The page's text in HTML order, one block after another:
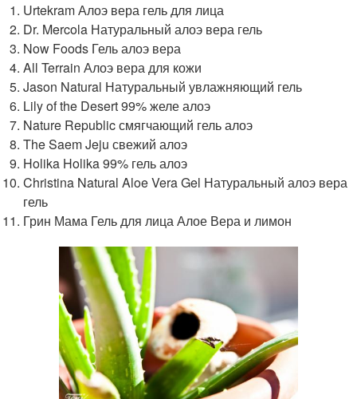
Urtekram Алоэ вера гель для лица
Dr. Mercola Натуральный алоэ вера гель
Now Foods Гель алоэ вера
All Terrain Алоэ вера для кожи
Jason Natural Натуральный увлажняющий гель
Lily of the Desert 99% желе алоэ
Nature Republic смягчающий гель алоэ
The Saem Jeju свежий алоэ
Holika Holika 99% гель алоэ
Christina Natural Aloe Vera Gel Натуральный алоэ вера
гель
Грин Мама Гель для лица Алое Вера и лимон